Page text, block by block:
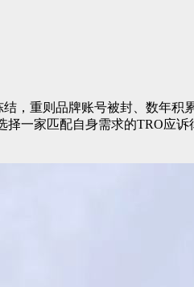
，重则品牌账号被封、数年积
择一家匹配自身需求的TRO应诉